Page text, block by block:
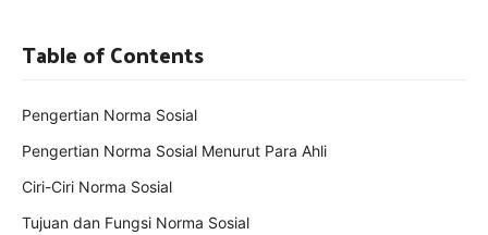
Table of Contents
Pengertian Norma Sosial
Pengertian Norma Sosial Menurut Para Ahli
Ciri-Ciri Norma Sosial
Tujuan dan Fungsi Norma Sosial